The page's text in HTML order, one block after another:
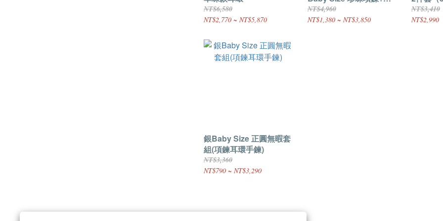
NT$6,580
NT$2,770 ~ NT$5,870
鍊套組
NT$4,960
NT$1,380 ~ NT$3,850
NT$3,410
NT$2,990
銀Baby Size 正圓無暇套
組(項鍊耳環手鍊)
NT$3,360
NT$790 ~ NT$3,290